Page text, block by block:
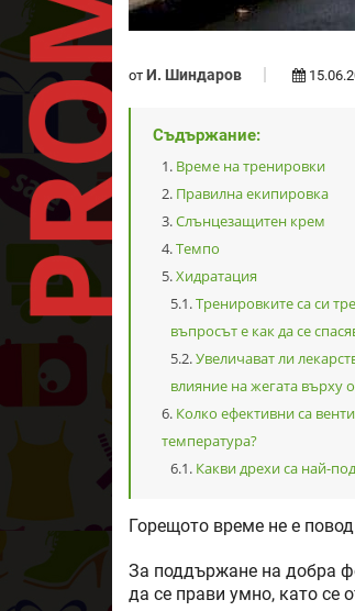
от И. Шиндаров
Съдържание:
Време на тренировки
Правилна екипировка
Слънцезащитен крем
Темпо
Хидратация
Тренировките са си
въпросът е как да се
Увеличават ли
влияние на жегата върху
Колко ефективни са
температура?
Какви дрехи са най-
Горещото време не е
За поддържане на добра
да се прави умно, като се